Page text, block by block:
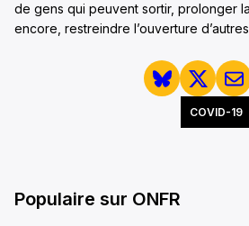
de gens qui peuvent sortir, prolonger
encore, restreindre l’ouverture
COVID-19
Populaire sur ONFR